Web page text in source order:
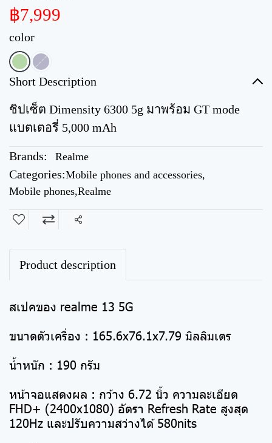
฿7,999
color
Short Description
ชิปเซ็ต Dimensity 6300 5g มาพร้อม GT mode
แบตเตอรี่ 5,000 mAh
Brands: Realme
Categories:Mobile phones and accessories,
Mobile phones,Realme
Share
Product description
สเปคของ realme 13 5G
ขนาดตัวเครื่อง : 165.6x76.1x7.79 มิลลิมเตร
น้ำหนัก : 190 กรัม
หน้าจอแสดงผล : กว้าง 6.72 นิ้ว ความละเอียด
FHD+ (2400x1080) อัตรา Refresh Rate สูงสุด
120Hz และปรับความสว่างได้ 580nits